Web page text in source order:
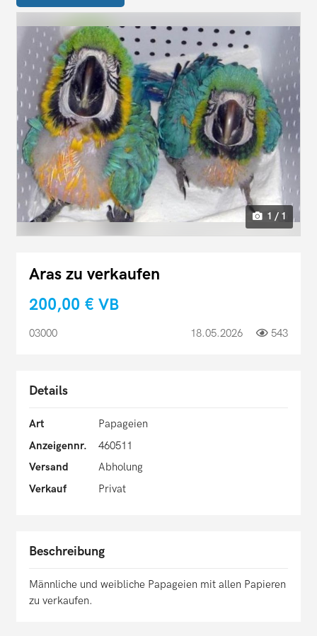
1 / 1
Aras zu verkaufen
200,00 € VB
03000 18.05.2026 543
Details
Art
Papageien
Anzeigennr.
460511
Versand
Abholung
Verkauf
Privat
Beschreibung
Männliche und weibliche Papageien mit allen Papieren
zu verkaufen.